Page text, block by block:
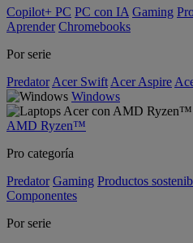
Copilot+ PC PC con IA Gaming
Aprender Chromebooks
Por serie
Predator Acer Swift Acer Aspire
Windows
AMD Ryzen™
Pro categoría
Predator Gaming Productos
Componentes
Por serie